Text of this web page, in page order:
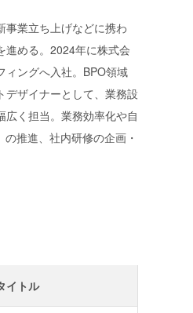
事業立ち上げなどに携わ
進める。2024年に株式会
ィングへ入社。BPO領域
デザイナーとして、業務設
広く担当。業務効率化や自
推進、社内研修の企画・
イトル